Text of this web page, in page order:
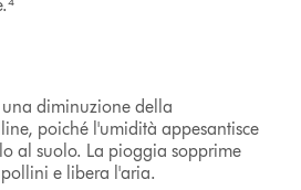
diminuzione della
poiché l'umidità appesantisce
al suolo. La pioggia sopprime
e libera l'aria.